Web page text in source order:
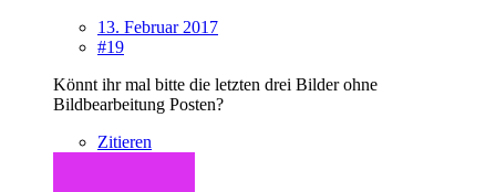
13. Februar 2017
#19
Könnt ihr mal bitte die letzten drei Bilder ohne
Bildbearbeitung Posten?
Zitieren